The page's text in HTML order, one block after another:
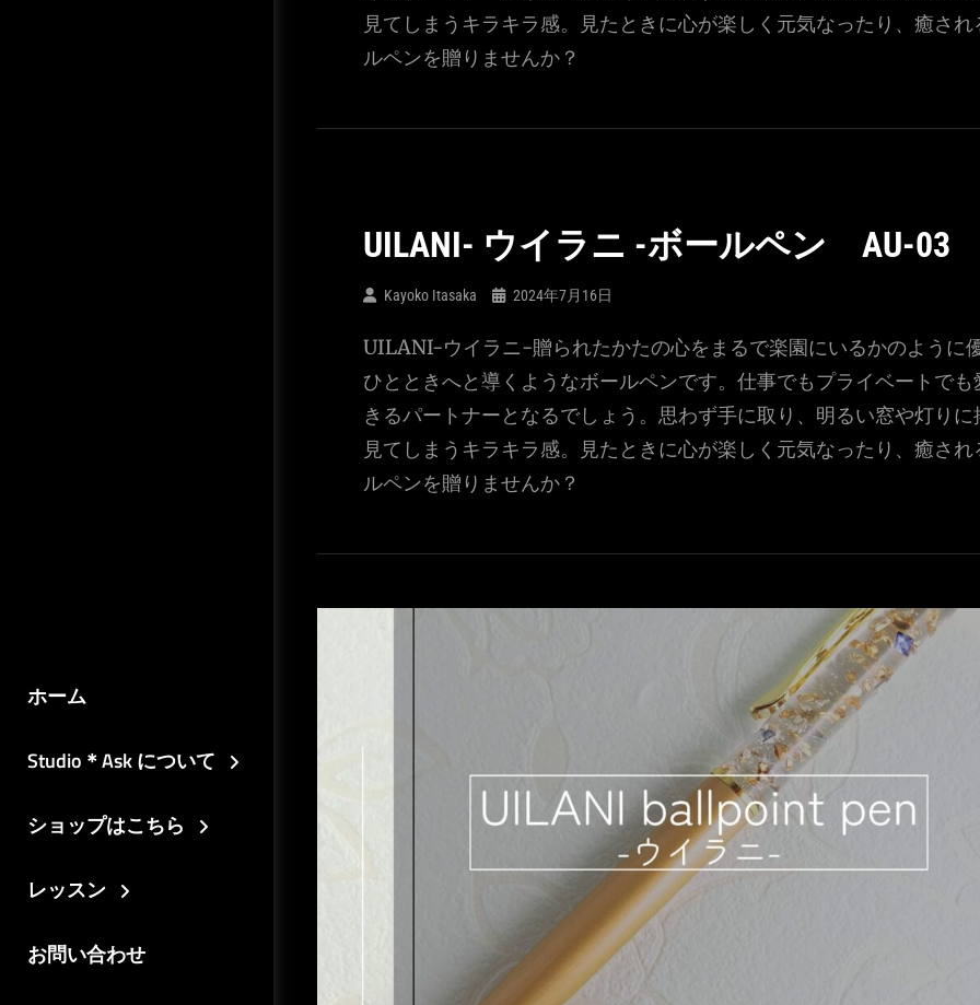
ホーム
Studio＊Ask について
ショップはこちら
レッスン
お問い合わせ
見てしまうキラキラ感。見たときに心が楽しく元気なったり、癒され
ルペンを贈りませんか？
UILANI- ウイラニ -ボールペン AU-03
Kayoko Itasaka 2024年7月16日
UILANI-ウイラニ-贈られたかたの心をまるで楽園にいるかのように
ひとときへと導くようなボールペンです。仕事でもプライベートでも
きるパートナーとなるでしょう。思わず手に取り、明るい窓や灯りに
見てしまうキラキラ感。見たときに心が楽しく元気なったり、癒され
ルペンを贈りませんか？